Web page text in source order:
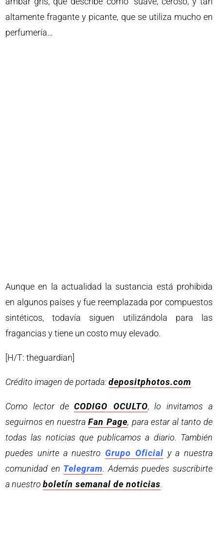
altamente fragante y picante, que se utiliza mucho en
perfumería…
Aunque en la actualidad la sustancia está prohibida
en algunos países y fue reemplazada por compuestos
sintéticos, todavía siguen utilizándola para las
fragancias y tiene un costo muy elevado.
[H/T: theguardian]
Crédito imagen de portada:depositphotos.com
Como lector deCODIGO OCULTO, lo invitamos a
seguirnos en nuestraFan Page, para estar al tanto de
todas las noticias que publicamos a diario. También
puedes unirte a nuestro Grupo Oficial y a nuestra
comunidad en Telegram. Además puedes suscribirte
a nuestroboletín semanal de noticias.